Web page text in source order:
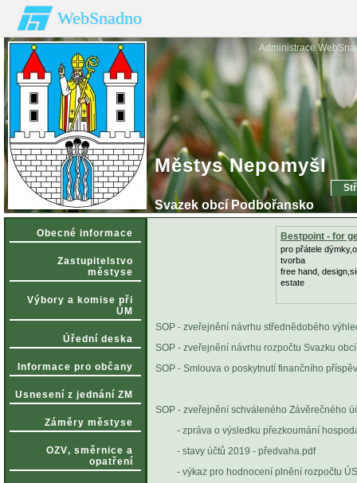
WebSnadno
Administrace
Městys Nepomyšl
Svazek obcí Podbořansko
Obecné informace
Zastupitelstvo
městyse
Výbory a komise při
ÚM
Úřední deska
Informace pro občany
Usnesení z jednání ZM
Záměry městyse
OZV‚ směrnice a
opatření
Bestpoint - for
pro přátele
tvorba
free hand,
estate
SOP - zveřejnění návrhu střednědobého
SOP - zveřejnění návrhu rozpočtu Svazku
SOP - Smlouva o poskytnutí finančního
SOP - zveřejnění schváleného Závěrečného
- zpráva o výsledku přezkoumání
- stavy účtů 2019 - předvaha.pdf
- výkaz pro hodnocení plnění rozpočtu